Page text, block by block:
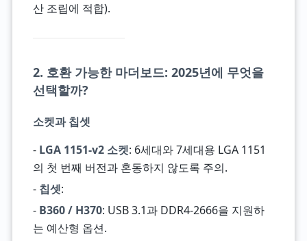
산 조립에 적합).
2. 호환 가능한 마더보드: 2025년에 무엇을
선택할까?
소켓과 칩셋
- LGA 1151-v2 소켓: 6세대와 7세대용 LGA 1151
의 첫 번째 버전과 혼동하지 않도록 주의.
- 칩셋:
- B360 / H370: USB 3.1과 DDR4-2666을 지원하
는 예산형 옵션.